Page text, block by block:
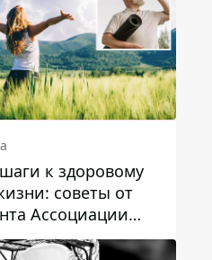
к здоровому
советы от
Ассоциации
Украины